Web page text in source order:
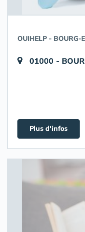
OUIHELP - BOURG-
01000 -
Plus d'infos